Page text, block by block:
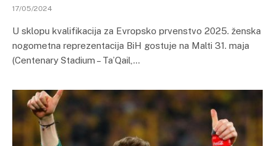
17/05/2024
U sklopu kvalifikacija za Evropsko prvenstvo 2025. ženska
nogometna reprezentacija BiH gostuje na Malti 31. maja
(Centenary Stadium – Ta’Qail,…